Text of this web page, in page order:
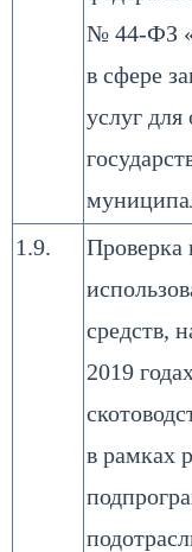
№ 44-ФЗ
в сфере
услуг для
1.9.
Проверка
средств,
2019
в рамках